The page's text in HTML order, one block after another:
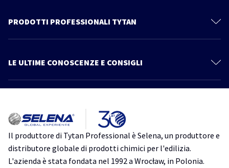
Contattaci
Prodotti
PRODOTTI PROFESSIONALI TYTAN
Sistema Cartongesso
Impermeabilizzanti
Accessori
Ancoranti Chimici
LE ULTIME CONOSCENZE E CONSIGLI
Più articoli
di isolare
isolamento isolamento acustico isolamento termico
poliuretanica
TytanProfessional
Schiume Poliuretaniche per Tetti: Guida Completa alla Scelta e
Il produttore di Tytan Professional è Selena, un produttore e
distributore globale di prodotti chimici per l'edilizia.
L'azienda è stata fondata nel 1992 a Wrocław, in Polonia.